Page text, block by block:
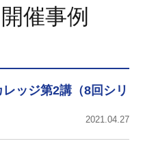
催事例
ッジ第2講（8回シリ
2021.04.27